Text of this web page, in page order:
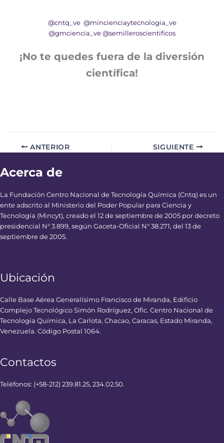
@cntq_ve @mincienciaytecnologia_ve
@gmciencia_ve @semilleroscientificos
¡No te quedes fuera de la diversión
científica!
ANTERIOR SIGUIENTE
Acerca de
La Fundación Centro Nacional de Tecnología Química (Cntq) es un
ente adscrito al Ministerio del Poder Popular para Ciencia y
Tecnología (Mincyt), creado el 12 de septiembre de 2005 por decreto
presidencial N° 3.899, según Gaceta-Oficial N° 38.271, del 13 de
septiembre de 2005.
Ubicación
Calle Base Aérea Generalísimo Francisco de Miranda, Edificio
Complejo Tecnológico Simón Rodríguez, Ofic. Centro Nacional de
Tecnología Química, La Carlota, Chacao, Caracas, Estado Miranda,
Venezuela. Código Postal 1064.
Contactos
Teléfonos: (+58-212) 239.81.25, 234.02.50.